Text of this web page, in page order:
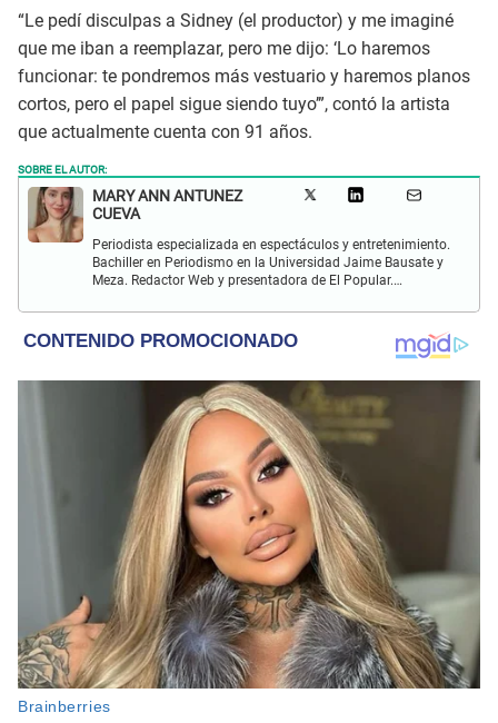
“Le pedí disculpas a Sidney (el productor) y me imaginé
que me iban a reemplazar, pero me dijo: ‘Lo haremos
funcionar: te pondremos más vestuario y haremos planos
cortos, pero el papel sigue siendo tuyo’”, contó la artista
que actualmente cuenta con 91 años.
SOBRE EL AUTOR:
MARY ANN ANTUNEZ
CUEVA
Periodista especializada en espectáculos y entretenimiento.
Bachiller en Periodismo en la Universidad Jaime Bausate y
Meza. Redactor Web y presentadora de El Popular.
y espectáculos internacional.